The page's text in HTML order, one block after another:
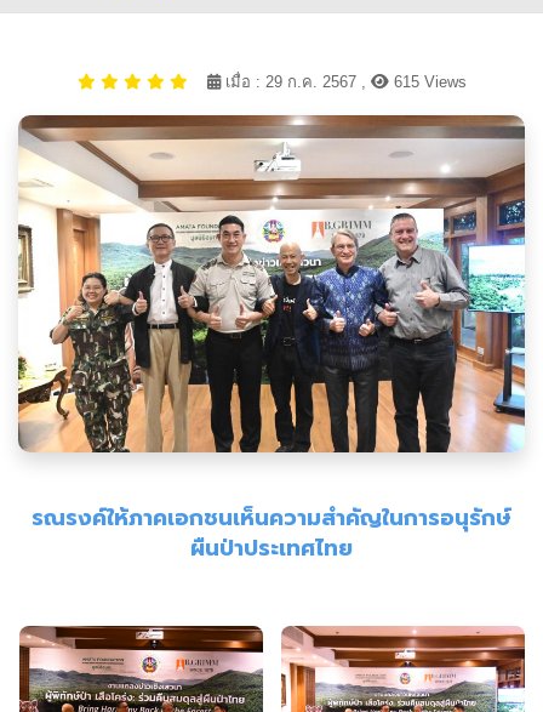
เมื่อ : 29 ก.ค. 2567 , 615 Views
รณรงค์ให้ภาคเอกชนเห็นความสำคัญในการอนุรักษ์
ผืนป่าประเทศไทย